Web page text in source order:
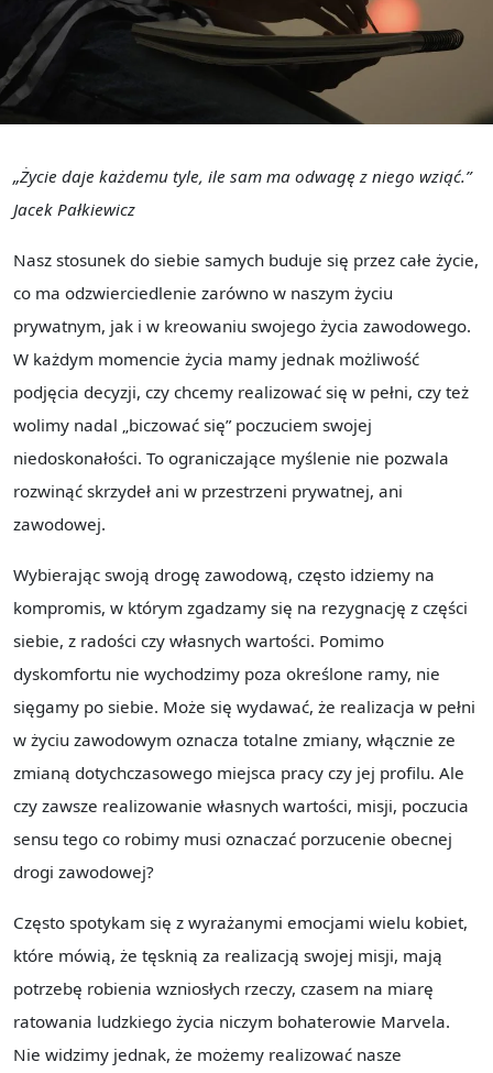
„Życie daje każdemu tyle, ile sam ma odwagę z niego wziąć.”
Jacek Pałkiewicz
Nasz stosunek do siebie samych buduje się przez całe życie,
co ma odzwierciedlenie zarówno w naszym życiu
prywatnym, jak i w kreowaniu swojego życia zawodowego.
W każdym momencie życia mamy jednak możliwość
podjęcia decyzji, czy chcemy realizować się w pełni, czy też
wolimy nadal „biczować się” poczuciem swojej
niedoskonałości. To ograniczające myślenie nie pozwala
rozwinąć skrzydeł ani w przestrzeni prywatnej, ani
zawodowej.
Wybierając swoją drogę zawodową, często idziemy na
kompromis, w którym zgadzamy się na rezygnację z części
siebie, z radości czy własnych wartości. Pomimo
dyskomfortu nie wychodzimy poza określone ramy, nie
sięgamy po siebie. Może się wydawać, że realizacja w pełni
w życiu zawodowym oznacza totalne zmiany, włącznie ze
zmianą dotychczasowego miejsca pracy czy jej profilu. Ale
czy zawsze realizowanie własnych wartości, misji, poczucia
sensu tego co robimy musi oznaczać porzucenie obecnej
drogi zawodowej?
Często spotykam się z wyrażanymi emocjami wielu kobiet,
które mówią, że tęsknią za realizacją swojej misji, mają
potrzebę robienia wzniosłych rzeczy, czasem na miarę
ratowania ludzkiego życia niczym bohaterowie Marvela.
Nie widzimy jednak, że możemy realizować nasze